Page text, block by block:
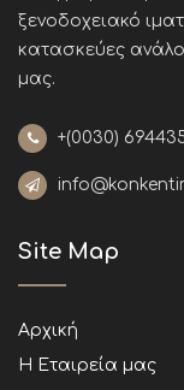
ξενοδοχειακό
κατασκεύες
μας.
+(0030)
Site Map
Αρχική
Η Εταιρεία μας